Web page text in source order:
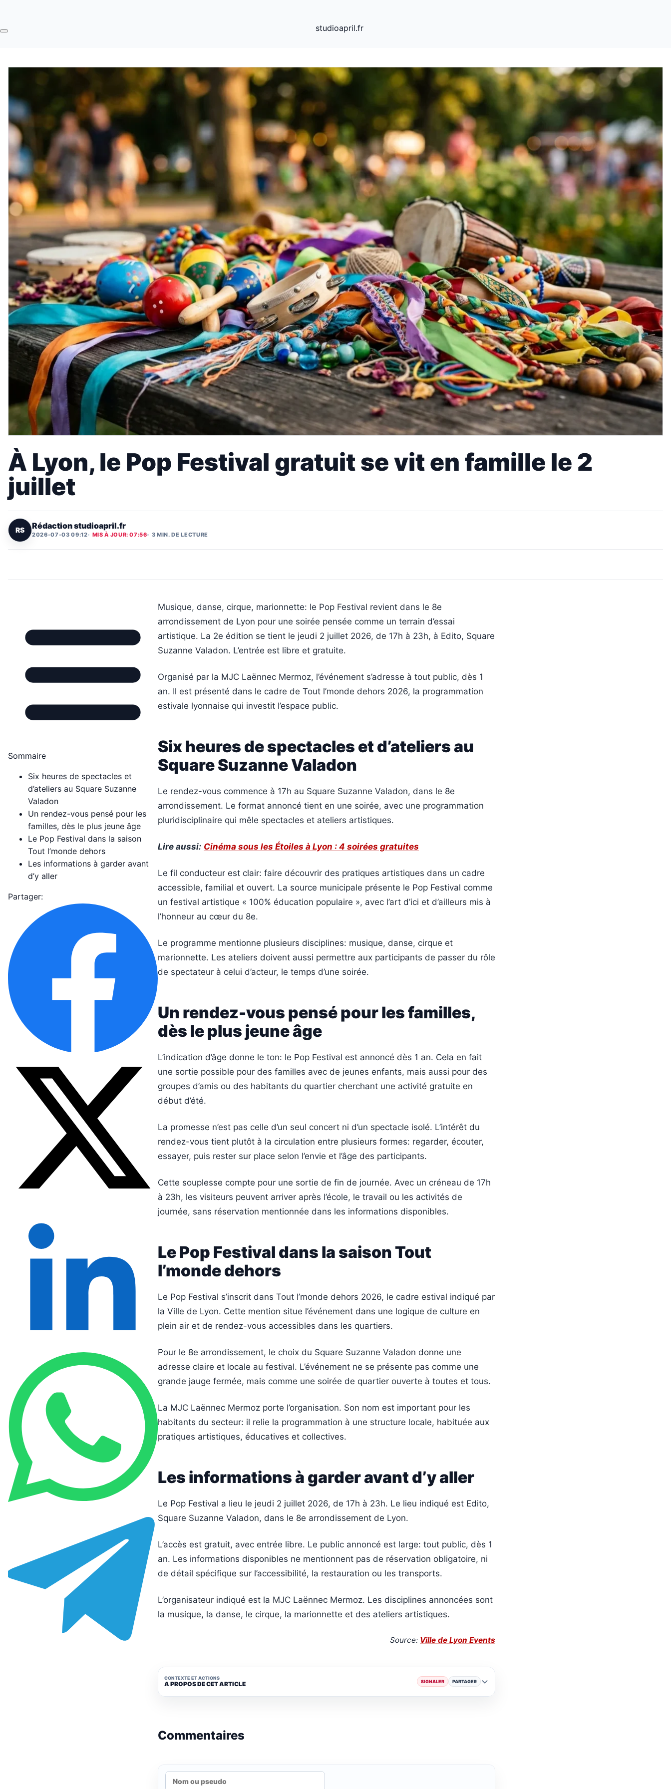
studioapril.fr
À Lyon, le Pop Festival gratuit se vit en famille le 2
juillet
RS Rédaction studioapril.fr
2026-07-03 09:12 MIS À JOUR: 07:56 3 MIN. DE LECTURE
Sommaire
Six heures de spectacles et
d’ateliers au Square Suzanne
Valadon
Un rendez-vous pensé pour les
familles, dès le plus jeune âge
Le Pop Festival dans la saison
Tout l’monde dehors
Les informations à garder avant
d’y aller
Partager:
Musique, danse, cirque, marionnette: le Pop Festival revient dans le 8e
arrondissement de Lyon pour une soirée pensée comme un terrain d’essai
artistique. La 2e édition se tient le jeudi 2 juillet 2026, de 17h à 23h, à Edito, Square
Suzanne Valadon. L’entrée est libre et gratuite.
Organisé par la MJC Laënnec Mermoz, l’événement s’adresse à tout public, dès 1
an. Il est présenté dans le cadre de Tout l’monde dehors 2026, la programmation
estivale lyonnaise qui investit l’espace public.
Six heures de spectacles et d’ateliers au
Square Suzanne Valadon
Le rendez-vous commence à 17h au Square Suzanne Valadon, dans le 8e
arrondissement. Le format annoncé tient en une soirée, avec une programmation
pluridisciplinaire qui mêle spectacles et ateliers artistiques.
Lire aussi: Cinéma sous les Étoiles à Lyon : 4 soirées gratuites
Le fil conducteur est clair: faire découvrir des pratiques artistiques dans un cadre
accessible, familial et ouvert. La source municipale présente le Pop Festival comme
un festival artistique « 100% éducation populaire », avec l’art d’ici et d’ailleurs mis à
l’honneur au cœur du 8e.
Le programme mentionne plusieurs disciplines: musique, danse, cirque et
marionnette. Les ateliers doivent aussi permettre aux participants de passer du rôle
de spectateur à celui d’acteur, le temps d’une soirée.
Un rendez-vous pensé pour les familles,
dès le plus jeune âge
L’indication d’âge donne le ton: le Pop Festival est annoncé dès 1 an. Cela en fait
une sortie possible pour des familles avec de jeunes enfants, mais aussi pour des
groupes d’amis ou des habitants du quartier cherchant une activité gratuite en
début d’été.
La promesse n’est pas celle d’un seul concert ni d’un spectacle isolé. L’intérêt du
rendez-vous tient plutôt à la circulation entre plusieurs formes: regarder, écouter,
essayer, puis rester sur place selon l’envie et l’âge des participants.
Cette souplesse compte pour une sortie de fin de journée. Avec un créneau de 17h
à 23h, les visiteurs peuvent arriver après l’école, le travail ou les activités de
journée, sans réservation mentionnée dans les informations disponibles.
Le Pop Festival dans la saison Tout
l’monde dehors
Le Pop Festival s’inscrit dans Tout l’monde dehors 2026, le cadre estival indiqué par
la Ville de Lyon. Cette mention situe l’événement dans une logique de culture en
plein air et de rendez-vous accessibles dans les quartiers.
Pour le 8e arrondissement, le choix du Square Suzanne Valadon donne une
adresse claire et locale au festival. L’événement ne se présente pas comme une
grande jauge fermée, mais comme une soirée de quartier ouverte à toutes et tous.
La MJC Laënnec Mermoz porte l’organisation. Son nom est important pour les
habitants du secteur: il relie la programmation à une structure locale, habituée aux
pratiques artistiques, éducatives et collectives.
Les informations à garder avant d’y aller
Le Pop Festival a lieu le jeudi 2 juillet 2026, de 17h à 23h. Le lieu indiqué est Edito,
Square Suzanne Valadon, dans le 8e arrondissement de Lyon.
L’accès est gratuit, avec entrée libre. Le public annoncé est large: tout public, dès 1
an. Les informations disponibles ne mentionnent pas de réservation obligatoire, ni
de détail spécifique sur l’accessibilité, la restauration ou les transports.
L’organisateur indiqué est la MJC Laënnec Mermoz. Les disciplines annoncées sont
la musique, la danse, le cirque, la marionnette et des ateliers artistiques.
Source: Ville de Lyon Events
CONTEXTE ET ACTIONS
A PROPOS DE CET ARTICLE SIGNALER PARTAGER
Commentaires